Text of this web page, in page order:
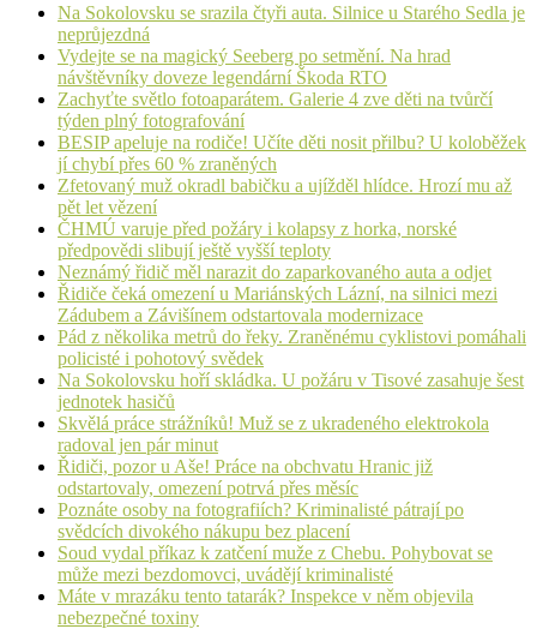
Na Sokolovsku se srazila čtyři auta. Silnice u Starého Sedla je
neprůjezdná
Vydejte se na magický Seeberg po setmění. Na hrad
návštěvníky doveze legendární Škoda RTO
Zachyťte světlo fotoaparátem. Galerie 4 zve děti na tvůrčí
týden plný fotografování
BESIP apeluje na rodiče! Učíte děti nosit přilbu? U koloběžek
jí chybí přes 60 % zraněných
Zfetovaný muž okradl babičku a ujížděl hlídce. Hrozí mu až
pět let vězení
ČHMÚ varuje před požáry i kolapsy z horka, norské
předpovědi slibují ještě vyšší teploty
Neznámý řidič měl narazit do zaparkovaného auta a odjet
Řidiče čeká omezení u Mariánských Lázní, na silnici mezi
Zádubem a Závišínem odstartovala modernizace
Pád z několika metrů do řeky. Zraněnému cyklistovi pomáhali
policisté i pohotový svědek
Na Sokolovsku hoří skládka. U požáru v Tisové zasahuje šest
jednotek hasičů
Skvělá práce strážníků! Muž se z ukradeného elektrokola
radoval jen pár minut
Řidiči, pozor u Aše! Práce na obchvatu Hranic již
odstartovaly, omezení potrvá přes měsíc
Poznáte osoby na fotografiích? Kriminalisté pátrají po
svědcích divokého nákupu bez placení
Soud vydal příkaz k zatčení muže z Chebu. Pohybovat se
může mezi bezdomovci, uvádějí kriminalisté
Máte v mrazáku tento tatarák? Inspekce v něm objevila
nebezpečné toxiny